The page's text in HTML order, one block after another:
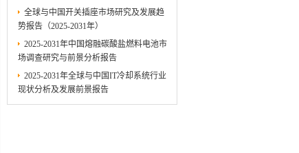
全球与中国开关插座市场研究及发展趋
势报告（2025-2031年）
2025-2031年中国熔融碳酸盐燃料电池市
场调查研究与前景分析报告
2025-2031年全球与中国IT冷却系统行业
现状分析及发展前景报告